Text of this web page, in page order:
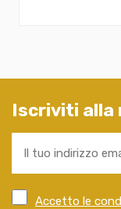
Iscriviti
Accetto le